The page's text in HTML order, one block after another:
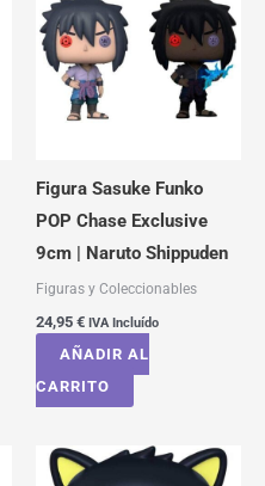
Figura Sasuke Funko
POP Chase Exclusive
9cm | Naruto Shippuden
Figuras y Coleccionables
24,95 € IVA Incluído
AÑADIR AL
CARRITO